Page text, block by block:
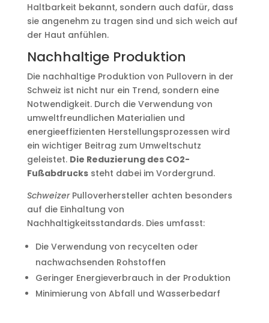
Haltbarkeit bekannt, sondern auch dafür, dass
sie angenehm zu tragen sind und sich weich auf
der Haut anfühlen.
Nachhaltige Produktion
Die nachhaltige Produktion von Pullovern in der
Schweiz ist nicht nur ein Trend, sondern eine
Notwendigkeit. Durch die Verwendung von
umweltfreundlichen Materialien und
energieeffizienten Herstellungsprozessen wird
ein wichtiger Beitrag zum Umweltschutz
geleistet. Die Reduzierung des CO2-
Fußabdruckssteht dabei im Vordergrund.
SchweizerPulloverhersteller achten besonders
auf die Einhaltung von
Nachhaltigkeitsstandards. Dies umfasst:
Die Verwendung von recycelten oder
nachwachsenden Rohstoffen
Geringer Energieverbrauch in der Produktion
Minimierung von Abfall und Wasserbedarf